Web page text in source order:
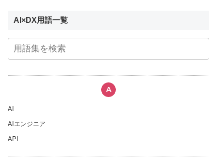
AI×DX用語一覧
A
AI
AIエンジニア
API